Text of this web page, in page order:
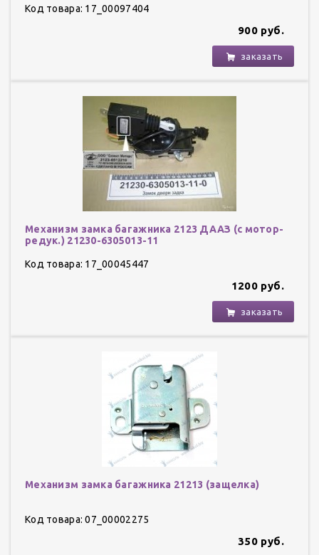
Код товара: 17_00097404
900 руб.
заказать
Механизм замка багажника 2123 ДААЗ (с мотор-
редук.) 21230-6305013-11
Код товара: 17_00045447
1200 руб.
заказать
Механизм замка багажника 21213 (защелка)
Код товара: 07_00002275
350 руб.